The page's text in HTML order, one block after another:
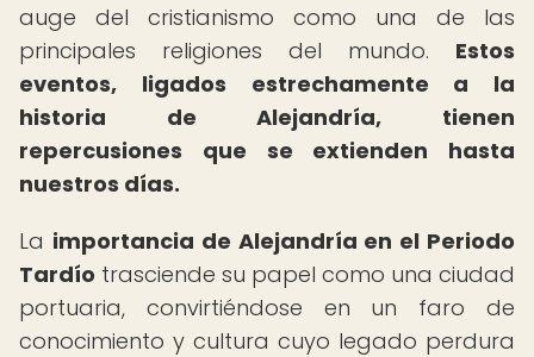
auge del cristianismo como una de las
principales religiones del mundo. Estos
eventos, ligados estrechamente a la
historia de Alejandría, tienen
repercusiones que se extienden hasta
nuestros días.
La importancia de Alejandría en el Periodo
Tardío trasciende su papel como una ciudad
portuaria, convirtiéndose en un faro de
conocimiento y cultura cuyo legado perdura